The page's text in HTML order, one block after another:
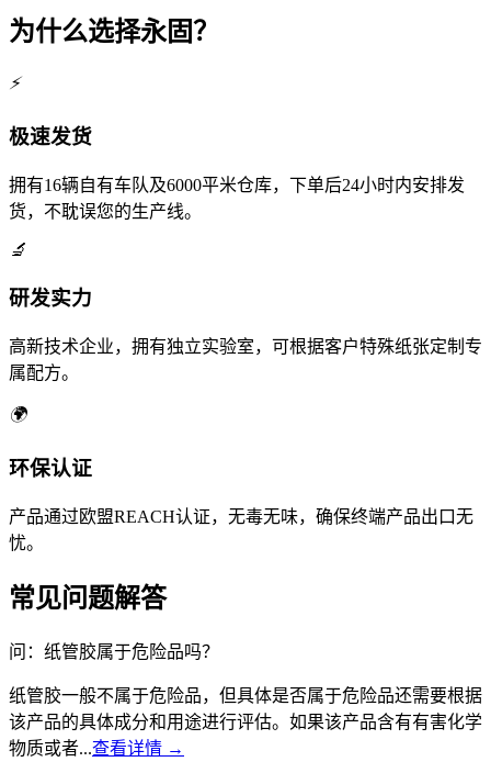
为什么选择永固？
⚡
极速发货
拥有16辆自有车队及6000平米仓库，下单后24小时内安排发
货，不耽误您的生产线。
🔬
研发实力
高新技术企业，拥有独立实验室，可根据客户特殊纸张定制专
属配方。
🌍
环保认证
产品通过欧盟REACH认证，无毒无味，确保终端产品出口无
忧。
常见问题解答
问：纸管胶属于危险品吗？
纸管胶一般不属于危险品，但具体是否属于危险品还需要根据
该产品的具体成分和用途进行评估。如果该产品含有有害化学
物质或者...查看详情 →